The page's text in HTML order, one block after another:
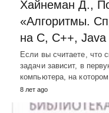
Хайнеман Д.,
«Алгоритмы.
на С, C++, Java
Если вы считаете, что
задачи зависит, в
компьютера, на
8 лет ago